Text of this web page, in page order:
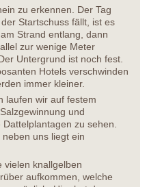
zu erkennen. Der Tag
Startschuss fällt, ist es
Strand entlang, dann
zur wenige Meter
Untergrund ist noch fest.
Hotels verschwinden
immer kleiner.
laufen wir auf festem
und
zu sehen.
uns liegt ein
vielen knallgelben
aufkommen, welche